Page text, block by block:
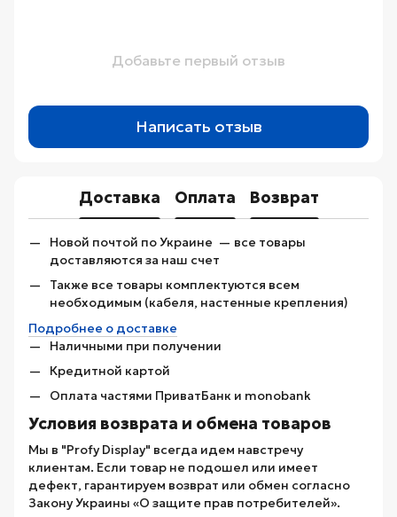
Добавьте первый отзыв
Написать отзыв
Доставка Оплата Возврат
Новой почтой по Украине — все товары
доставляются за наш счет
Также все товары комплектуются всем
необходимым (кабеля, настенные крепления)
Подробнее о доставке
Наличными при получении
Кредитной картой
Оплата частями ПриватБанк и monobank
Условия возврата и обмена товаров
Мы в "Profy Display" всегда идем навстречу
клиентам. Если товар не подошел или имеет
дефект, гарантируем возврат или обмен согласно
Закону Украины «О защите прав потребителей».